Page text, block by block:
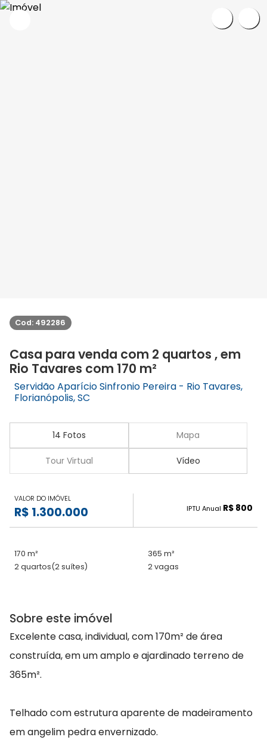
Cod: 492286
Casa para venda com 2 quartos , em
Rio Tavares com 170 m²
Servidão Aparício Sinfronio Pereira - Rio Tavares,
Florianópolis, SC
14 Fotos Mapa
Tour Virtual Vídeo
VALOR DO IMÓVEL
R$ 1.300.000 IPTU Anual R$ 800
170 m²
365 m²
2 quartos(2 suítes) 2 vagas
Sobre este imóvel
Excelente casa, individual, com 170m² de área
construída, em um amplo e ajardinado terreno de
365m².
Telhado com estrutura aparente de madeiramento
em angelim pedra envernizado.